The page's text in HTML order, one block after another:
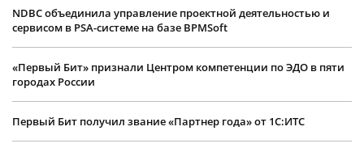
NDBC объединила управление проектной деятельностью и
сервисом в PSA-системе на базе BPMSoft
«Первый Бит» признали Центром компетенции по ЭДО в пяти
городах России
Первый Бит получил звание «Партнер года» от 1С:ИТС